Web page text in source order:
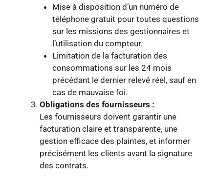
Mise à disposition d’un numéro de
téléphone gratuit pour toutes questions
sur les missions des gestionnaires et
l’utilisation du compteur.
Limitation de la facturation des
consommations sur les 24 mois
précédant le dernier relevé réel, sauf en
cas de mauvaise foi.
Obligations des fournisseurs :
Les fournisseurs doivent garantir une
facturation claire et transparente, une
gestion efficace des plaintes, et informer
précisément les clients avant la signature
des contrats.